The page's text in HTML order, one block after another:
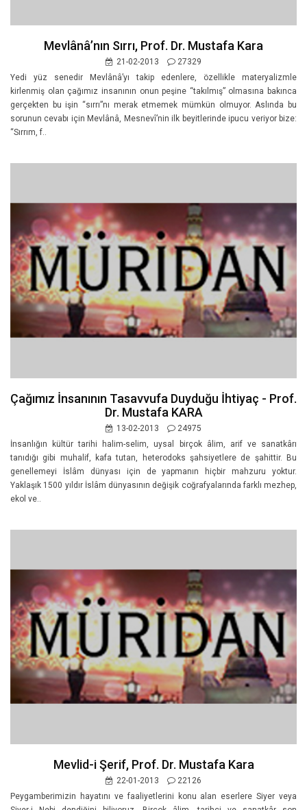
Mevlânâ’nın Sırrı, Prof. Dr. Mustafa Kara
21-02-2013
27329
Yedi yüz senedir Mevlânâ’yı takip edenlere, özellikle materyalizmle
kirlenmiş olan çağımız insanının onun peşine “takılmış” olmasına bakınca
gerçekten bu işin “sırrı”nı merak etmemek mümkün olmuyor. Aslında bu
sorunun cevabı için Mevlânâ, Mesnevî’nin ilk beyitlerinde ipucu veriyor bize:
“Sırrım, f..
Çağımız İnsanının Tasavvufa Duyduğu İhtiyaç - Prof.
Dr. Mustafa KARA
13-02-2013
24975
İnsanlığın kültür tarihi halim-selim, uysal birçok âlim, arif ve sanatkârı
tanıdığı gibi muhalif, kafa tutan, heterodoks şahsiyetlere de şahittir. Bu
genellemeyi İslâm dünyası için de yapmanın hiçbir mahzuru yoktur.
Yaklaşık 1500 yıldır İslâm dünyasının değişik coğrafyalarında farklı mezhep,
ekol ve..
Mevlid-i Şerif, Prof. Dr. Mustafa Kara
22-01-2013
22126
Peygamberimizin hayatını ve faaliyetlerini konu alan eserlere Siyer veya